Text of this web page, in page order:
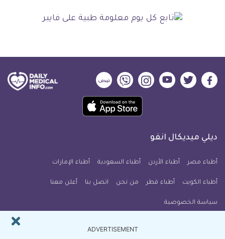
ديلي
فيسبوك
ديلي
تويتر
ديلي
ميديكال
يوتيوب
ديلي
ميديكال
انفو
ديلي
ميديكال
انفو
ديلي
ميديكال
انفو
حمل
تطبيق
معلومة
للآيفون
ديلي ميديكال انفو
أطباء مصر أطباء الأردن أطباء السعودية أطباء الإمارات
أطباء الكويت أطباء قطر من نحن اتصل بنا أعلن معنا
سياسة الخصوصية
ADVERTISEMENT